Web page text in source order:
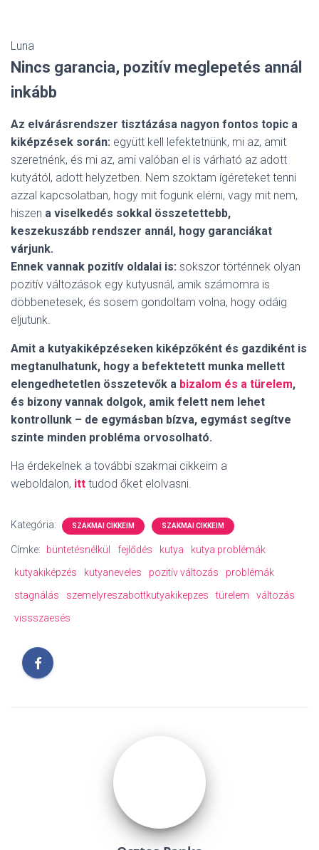
Luna
Nincs garancia, pozitív meglepetés annál
inkább
Az elvárásrendszer tisztázása nagyon fontos topic a
kiképzések során: együtt kell lefektetnünk, mi az, amit
szeretnénk, és mi az, ami valóban el is várható az adott
kutyától, adott helyzetben. Nem szoktam ígéreteket tenni
azzal kapcsolatban, hogy mit fogunk elérni, vagy mit nem,
hiszen a viselkedés sokkal összetettebb,
keszekuszább rendszer annál, hogy garanciákat
várjunk.
Ennek vannak pozitív oldalai is: sokszor történnek olyan
pozitív változások egy kutyusnál, amik számomra is
döbbenetesek, és sosem gondoltam volna, hogy odáig
eljutunk.
Amit a kutyakiképzéseken kiképzőként és gazdiként is
megtanulhatunk, hogy a befektetett munka mellett
elengedhetetlen összetevők a bizalom és a türelem,
és bizony vannak dolgok, amik felett nem lehet
kontrollunk – de egymásban bízva, egymást segítve
szinte minden probléma orvosolható.
Ha érdekelnek a további szakmai cikkeim a
weboldalon, itt tudod őket elolvasni.
Kategória: SZAKMAI CIKKEIM SZAKMAI CIKKEIM
Címke: büntetésnélkül fejlődés kutya
kutya problémák
kutyakiképzés
kutyaneveles pozitív változás
problémák
stagnálás
szemelyreszabottkutyakikepzes türelem
változás
vissszaesés